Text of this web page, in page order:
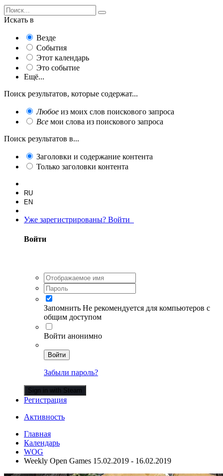
Искать в
Везде
События
Этот календарь
Это событие
Ещё...
Поиск результатов, которые содержат...
Любое из моих слов поискового запроса
Все мои слова из поискового запроса
Поиск результатов в...
Заголовки и содержание контента
Только заголовки контента
RU
EN
Уже зарегистрированы? Войти
Войти
Запомнить Не рекомендуется для компьютеров с
общим доступом
Войти анонимно
Войти
Забыли пароль?
Sign in with Steam
Регистрация
Активность
Главная
Календарь
WOG
Weekly Open Games 15.02.2019 - 16.02.2019